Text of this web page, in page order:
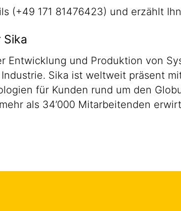
(+49 171 81476423) und erzählt
Sika
und Produktion von
Sika ist weltweit präsent
für Kunden rund um den
als 34’000 Mitarbeitenden